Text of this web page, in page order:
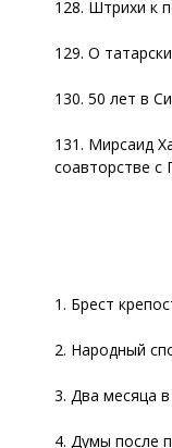
128. Штрихи к
129. О
130. 50 лет в
131. Мирсаид
соавторстве с
1. Брест
2. Народный
3. Два месяца
4. Думы после